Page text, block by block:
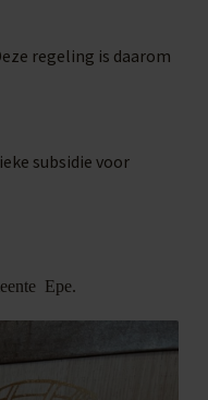
regeling is daarom
subsidie voor
Epe.